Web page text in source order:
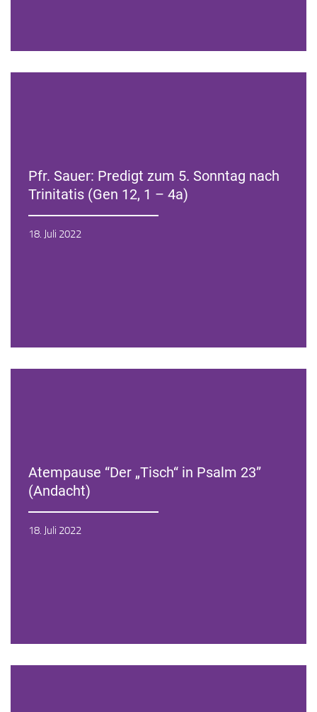
Pfr. Sauer: Predigt zum 5. Sonntag nach
Trinitatis (Gen 12, 1 – 4a)
18. Juli 2022
Zur Andacht
Atempause “Der „Tisch“ in Psalm 23”
(Andacht)
18. Juli 2022